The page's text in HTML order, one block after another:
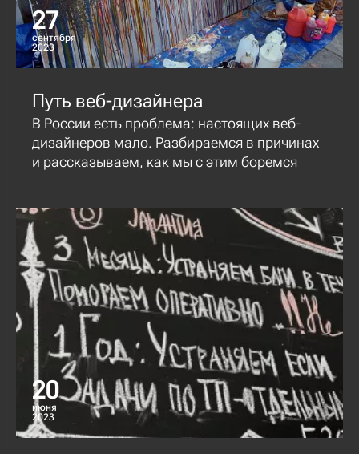
27
сентября
2023
Путь веб-дизайнера
В России есть проблема: настоящих веб-
дизайнеров мало. Разбираемся в причинах
и рассказываем, как мы с этим боремся
20
июня
2023